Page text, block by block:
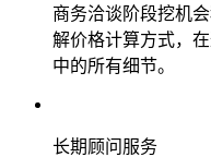
商务洽谈阶段挖机
解价格计算方式，
中的所有细节。
长期顾问服务